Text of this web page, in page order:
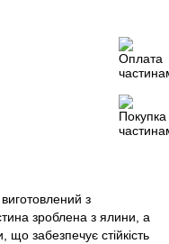
з
зроблена з ялини, а
що забезпечує стійкість